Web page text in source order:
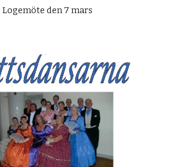
Logemöte den 7 mars